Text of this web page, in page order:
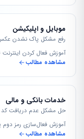
موبایل و اپلیکیشن
رفع مشکل پاک نشدن
آموزش فعال کردن اینترنت 4G در اندروید و آیفون
مشاهده مطالب
خدمات بانکی و مالی
حل مشکل عدم دریافت کد
آموزش فعال‌سازی رمز دوم
مشاهده مطالب